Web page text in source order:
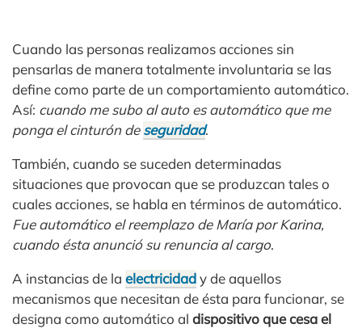
Cuando las personas realizamos acciones sin
pensarlas de manera totalmente involuntaria se las
define como parte de un comportamiento automático.
Así: cuando me subo al auto es automático que me
ponga el cinturón deseguridad.
También, cuando se suceden determinadas
situaciones que provocan que se produzcan tales o
cuales acciones, se habla en términos de automático.
Fue automático el reemplazo de María por Karina,
cuando ésta anunció su renuncia al cargo.
A instancias de la electricidady de aquellos
mecanismos que necesitan de ésta para funcionar, se
designa como automático al dispositivo que cesa el